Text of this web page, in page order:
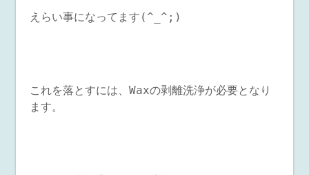
えらい事になってます(^_^;)
これを落とすには、Waxの剥離洗浄が必要となり
ます。